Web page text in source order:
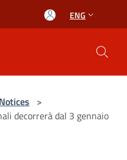
ENG
Notices >
decorrerà dal 3 gennaio